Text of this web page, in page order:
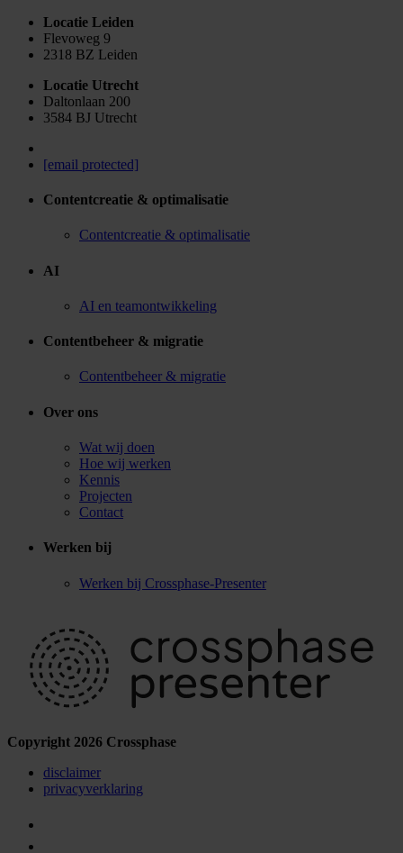
Locatie Leiden
Flevoweg 9
2318 BZ Leiden
Locatie Utrecht
Daltonlaan 200
3584 BJ Utrecht
[email protected]
Contentcreatie & optimalisatie
Contentcreatie & optimalisatie
AI
AI en teamontwikkeling
Contentbeheer & migratie
Contentbeheer & migratie
Over ons
Wat wij doen
Hoe wij werken
Kennis
Projecten
Contact
Werken bij
Werken bij Crossphase-Presenter
Copyright 2026 Crossphase
disclaimer
privacyverklaring